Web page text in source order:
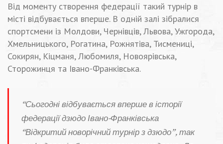
Від моменту створення федерації такий турнір в
місті відбувається вперше. В одній залі зібралися
спортсмени із Молдови, Чернівців, Львова, Ужгорода,
Хмельницького, Рогатина, Рожнятіва, Тисмениці,
Сокирян, Кіцманя, Любомиля, Новоярівська,
Сторожинця та Івано-Франківська.
“Сьогодні відбувається вперше в історії
федерації дзюдо Івано-Франківська
“Відкритий новорічний турнір з дзюдо”, так